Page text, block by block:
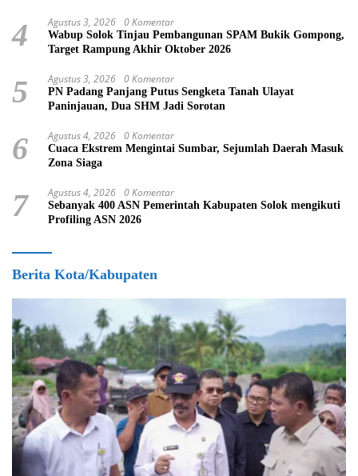
4 Agustus 3, 2026 0 Komentar
Wabup Solok Tinjau Pembangunan SPAM Bukik Gompong,
Target Rampung Akhir Oktober 2026
5 Agustus 3, 2026 0 Komentar
PN Padang Panjang Putus Sengketa Tanah Ulayat
Paninjauan, Dua SHM Jadi Sorotan
6 Agustus 4, 2026 0 Komentar
Cuaca Ekstrem Mengintai Sumbar, Sejumlah Daerah Masuk
Zona Siaga
7 Agustus 4, 2026 0 Komentar
Sebanyak 400 ASN Pemerintah Kabupaten Solok mengikuti
Profiling ASN 2026
Berita Kota/Kabupaten